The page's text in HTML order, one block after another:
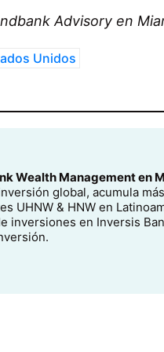
Advisory en
Unidos
Wealth Management en
global, acumula
UHNW & HNW en
inversiones en Inversis